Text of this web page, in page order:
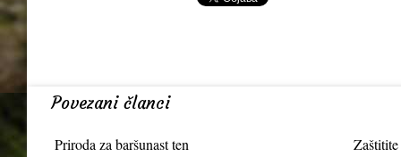
Povezani članci
Priroda za baršunast ten